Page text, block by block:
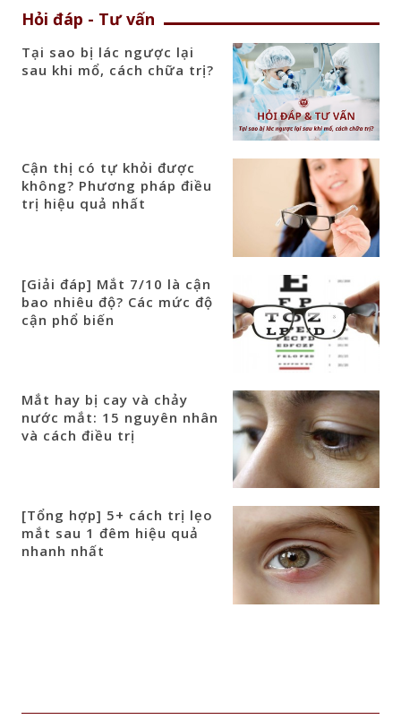
Hỏi đáp - Tư vấn
Tại sao bị lác ngược lại
sau khi mổ, cách chữa trị?
Cận thị có tự khỏi được
không? Phương pháp điều
trị hiệu quả nhất
[Giải đáp] Mắt 7/10 là cận
bao nhiêu độ? Các mức độ
cận phổ biến
Mắt hay bị cay và chảy
nước mắt: 15 nguyên nhân
và cách điều trị
[Tổng hợp] 5+ cách trị lẹo
mắt sau 1 đêm hiệu quả
nhanh nhất